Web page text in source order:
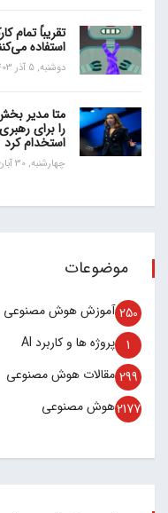
استفاده
دوشنبه, 5 آذر 1403, ساعت 20:29
را برای
استخدام کرد
چهارشنبه, 30 آبان 1403, ساعت 15:47
موضوعات
آموزش هوش مصنوعی 250
پروژه ها و کاربرد AI 1
مقالات هوش مصنوعی 299
هوش مصنوعی2177